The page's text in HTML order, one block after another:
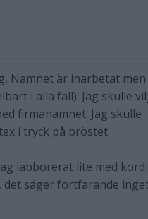
Namnet är inarbetat
i alla fall). Jag skulle
firmanamnet. Jag skulle
i tryck på bröstet.
labborerat lite med
det säger fortfarande